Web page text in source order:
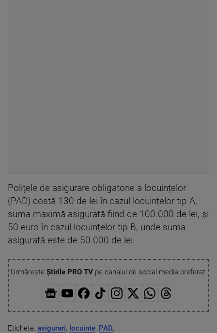
Polițele de asigurare obligatorie a locuințelor
(PAD) costă 130 de lei în cazul locuințelor tip A,
suma maximă asigurată fiind de 100.000 de lei, și
50 euro în cazul locuințelor tip B, unde suma
asigurată este de 50.000 de lei.
Urmărește Știrile PRO TVpe canalul de social media preferat:
Etichete: asigurari, locuinte, PAD,